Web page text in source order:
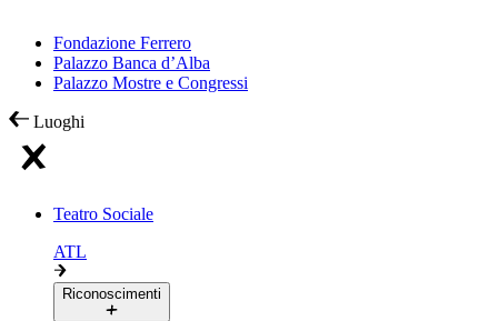
Fondazione Ferrero
Palazzo Banca d’Alba
Palazzo Mostre e Congressi
Luoghi
Teatro Sociale
ATL
Riconoscimenti